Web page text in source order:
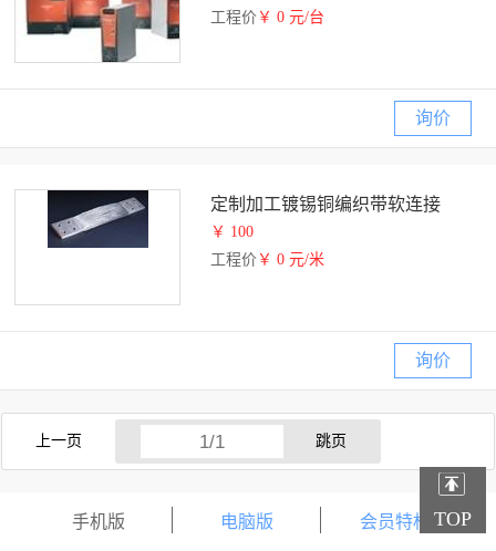
工程价 ￥ 0 元/台
询价
定制加工镀锡铜编织带软连接
￥ 100
工程价 ￥ 0 元/米
询价
上一页
手机版 电脑版 会员特权 TOP